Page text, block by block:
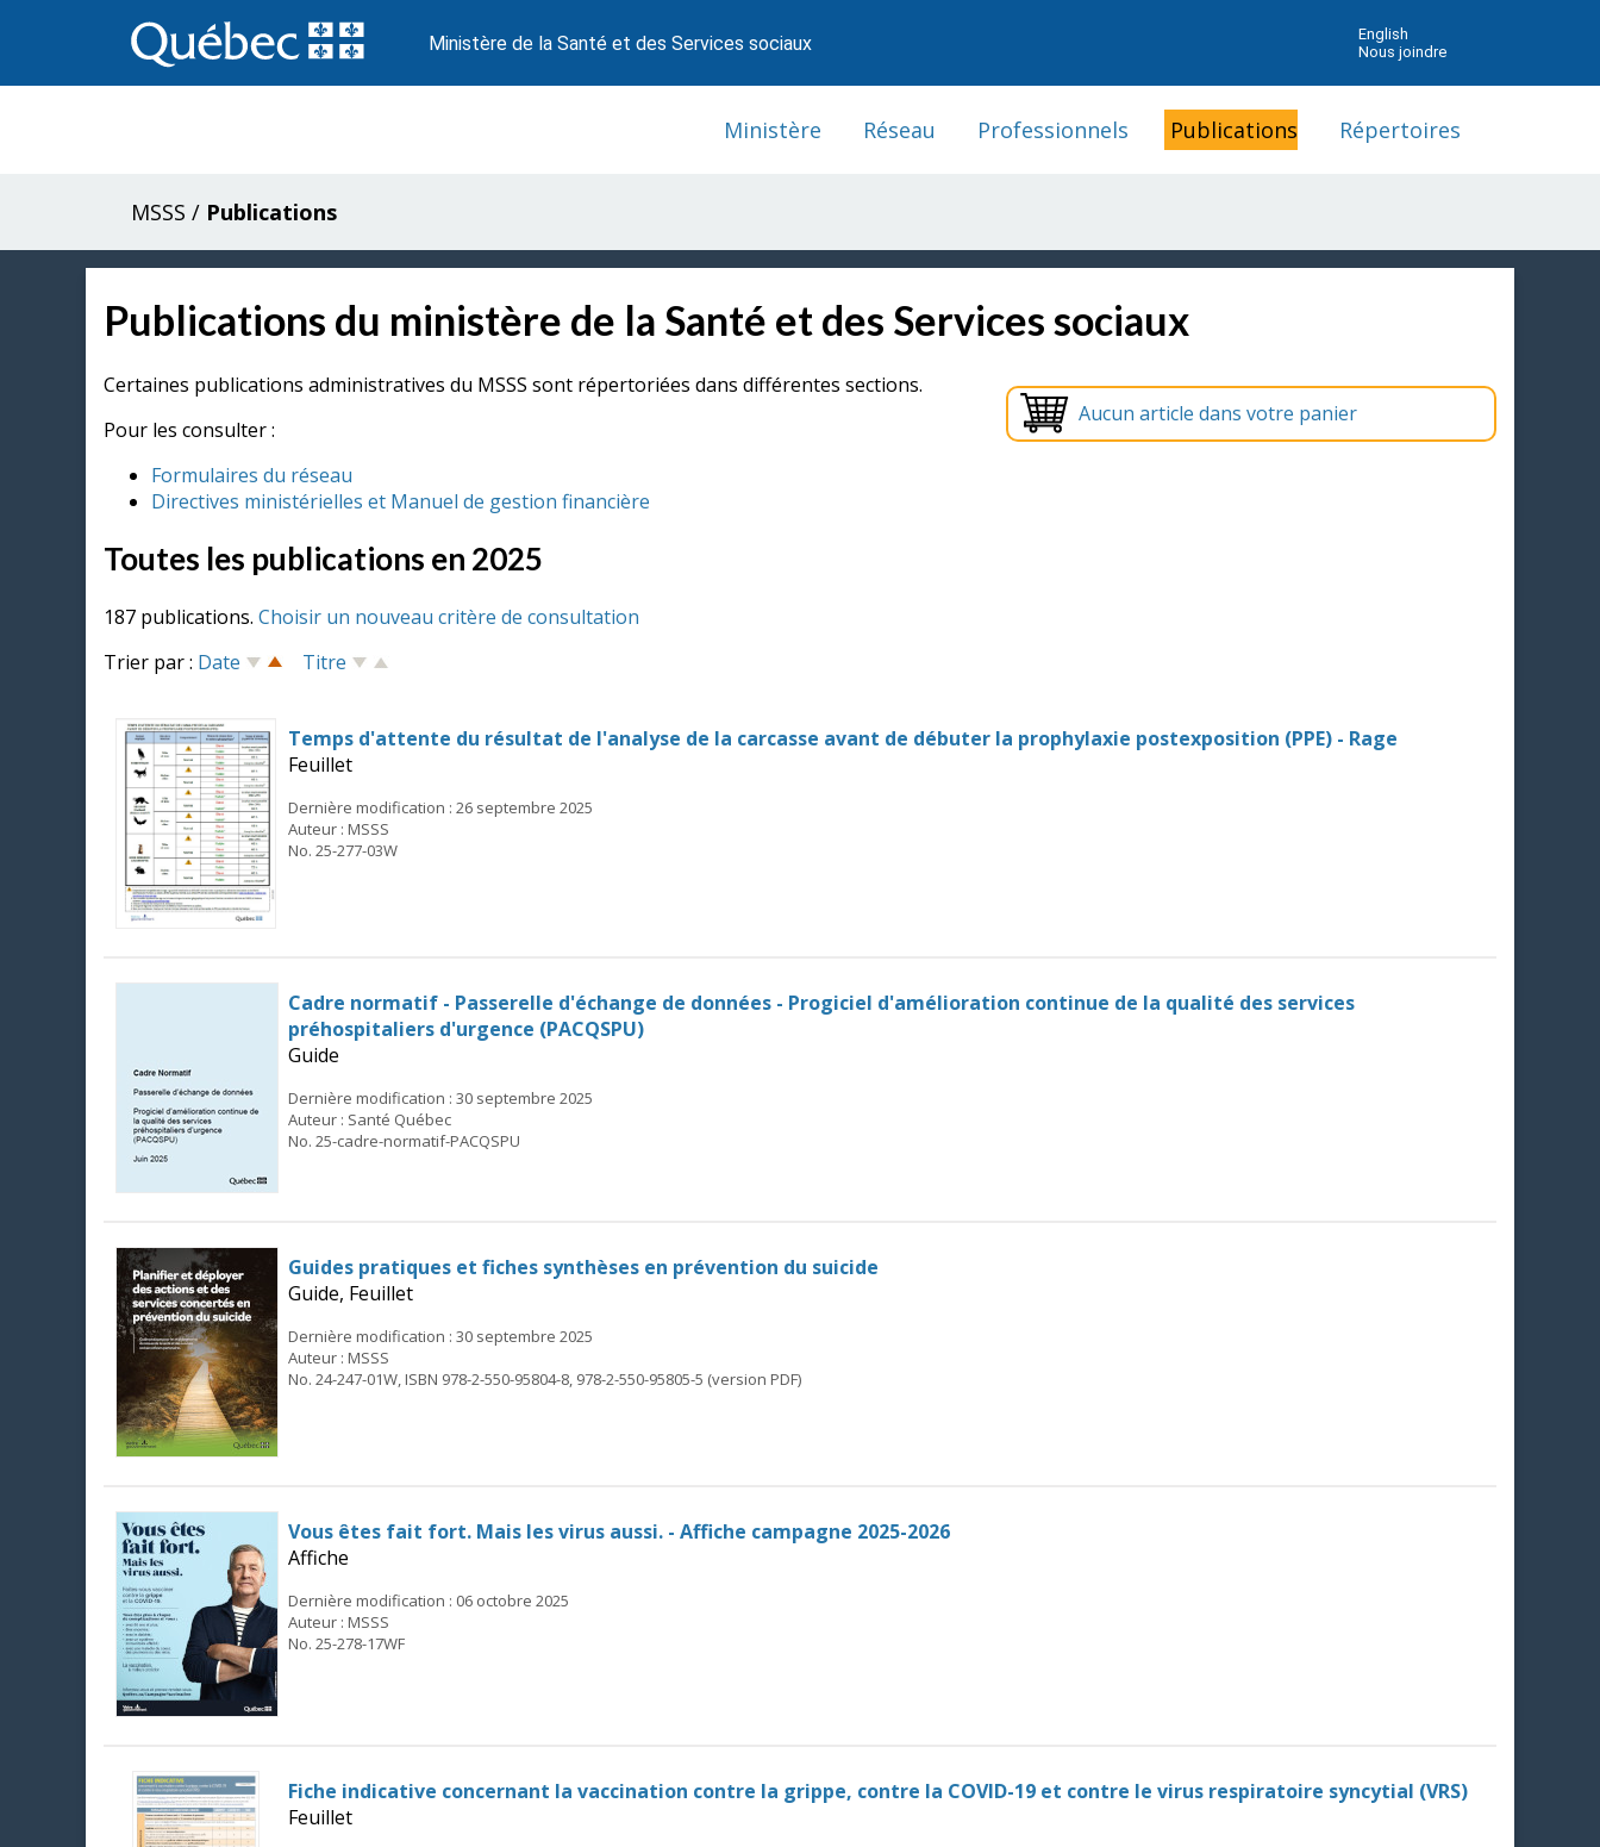
au
contenu
Ministère de la Santé et des Services sociaux
English
Nous joindre
Ministère Réseau Professionnels Publications Répertoires
MSSS / Publications
Publications du ministère de la Santé et des Services sociaux
Aucun article dans votre panier
Certaines publications administratives du MSSS sont répertoriées dans différentes sections.
Pour les consulter :
Formulaires du réseau
Directives ministérielles et Manuel de gestion financière
Toutes les publications en 2025
187 publications. Choisir un nouveau critère de consultation
Trier par : Date Titre
Temps d'attente du résultat de l'analyse de la carcasse avant de débuter la prophylaxie postexposition (PPE) - Rage
Feuillet
Dernière modification : 26 septembre 2025
Auteur : MSSS
No. 25-277-03W
Cadre normatif - Passerelle d'échange de données - Progiciel d'amélioration continue de la qualité des services
préhospitaliers d'urgence (PACQSPU)
Guide
Dernière modification : 30 septembre 2025
Auteur : Santé Québec
No. 25-cadre-normatif-PACQSPU
Guides pratiques et fiches synthèses en prévention du suicide
Guide, Feuillet
Dernière modification : 30 septembre 2025
Auteur : MSSS
No. 24-247-01W, ISBN 978-2-550-95804-8, 978-2-550-95805-5 (version PDF)
Vous êtes fait fort. Mais les virus aussi. - Affiche campagne 2025-2026
Affiche
Dernière modification : 06 octobre 2025
Auteur : MSSS
No. 25-278-17WF
Fiche indicative concernant la vaccination contre la grippe, contre la COVID-19 et contre le virus respiratoire syncytial (VRS)
Feuillet